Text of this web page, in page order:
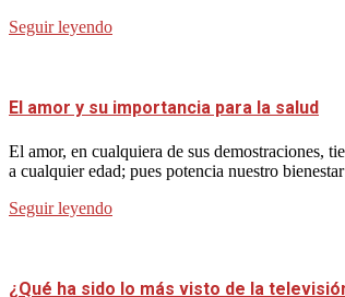
Seguir leyendo
El amor y su importancia para la salud
El amor, en cualquiera de sus demostraciones,
a cualquier edad; pues potencia nuestro
Seguir leyendo
¿Qué ha sido lo más visto de la